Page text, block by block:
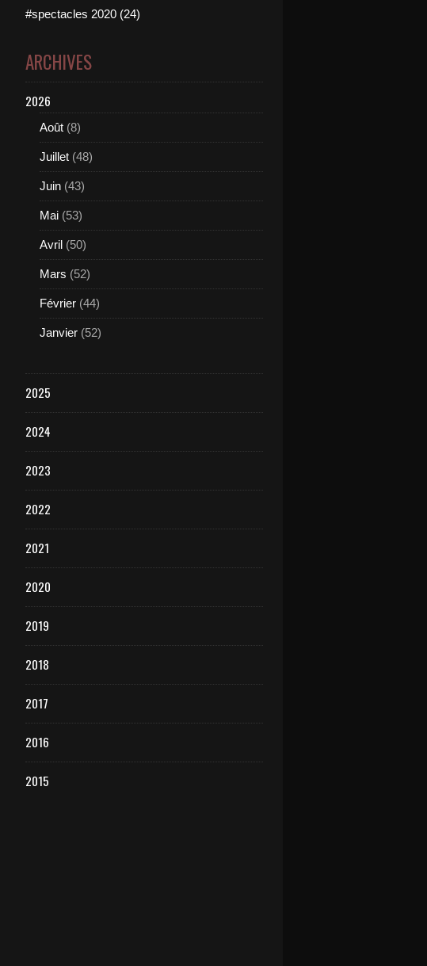
#spectacles 2020 (24)
ARCHIVES
2026
Août (8)
Juillet (48)
Juin (43)
Mai (53)
Avril (50)
Mars (52)
Février (44)
Janvier (52)
2025
2024
2023
2022
2021
2020
2019
2018
2017
2016
2015